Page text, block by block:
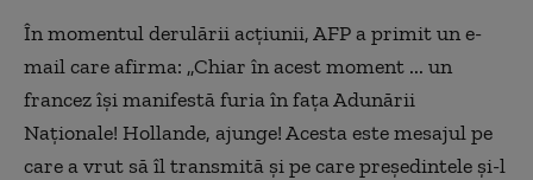
În momentul derulării acţiunii, AFP a primit un e-
mail care afirma: „Chiar în acest moment ... un
francez îşi manifestă furia în faţa Adunării
Naţionale! Hollande, ajunge! Acesta este mesajul pe
care a vrut să îl transmită şi pe care preşedintele şi-l